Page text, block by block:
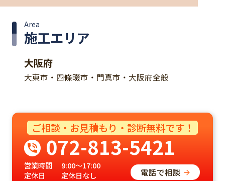
施工エリア
Area
大阪府
大東市・四條畷市・門真市・大阪府全般
ご相談・お見積もり・診断無料です！
072-813-5421
営業時間
9:00～17:00
定休日
定休日なし 電話で相談